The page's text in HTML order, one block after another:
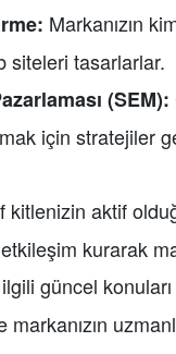
Markanızın
siteleri tasarlarlar.
(SEM):
için stratejiler
kitlenizin aktif
kurarak
güncel